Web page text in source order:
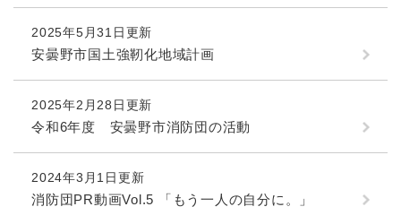
2025年5月31日更新
安曇野市国土強靭化地域計画
2025年2月28日更新
令和6年度 安曇野市消防団の活動
2024年3月1日更新
消防団PR動画Vol.5 「もう一人の自分に。」